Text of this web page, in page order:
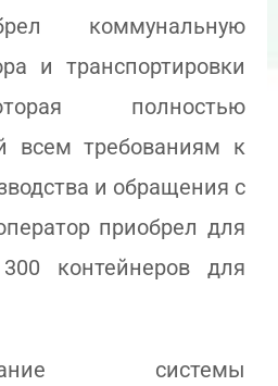
коммунальную
и транспортировки
полностью
всем требованиям к
и обращения с
приобрел для
контейнеров для
системы